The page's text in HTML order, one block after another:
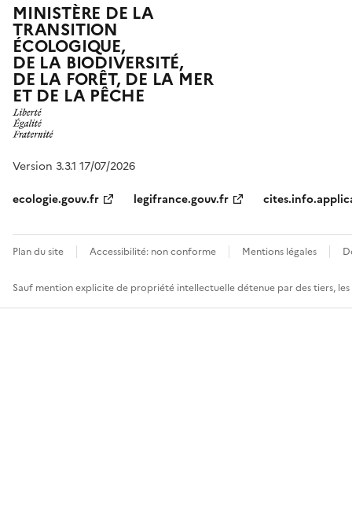
MINISTÈRE DE LA
TRANSITION
ÉCOLOGIQUE,
DE LA BIODIVERSITÉ,
DE LA FORÊT, DE LA MER
ET DE LA PÊCHE
Version 3.3.1 17/07/2026
ecologie.gouv.fr
legifrance.gouv.fr
Plan du site Accessibilité: non conforme Mentions légales
Sauf mention explicite de propriété intellectuelle détenue par des tiers,